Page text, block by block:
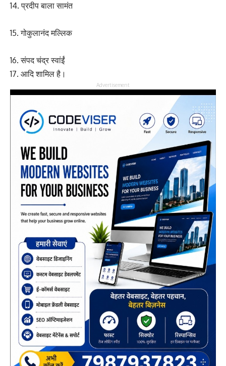
14. प्रदीप बाला सामंत
15. गोकुलानंद मल्लिक
16. संपद चंद्र स्वांईं
17. आदि शामिल है।
Advertisement